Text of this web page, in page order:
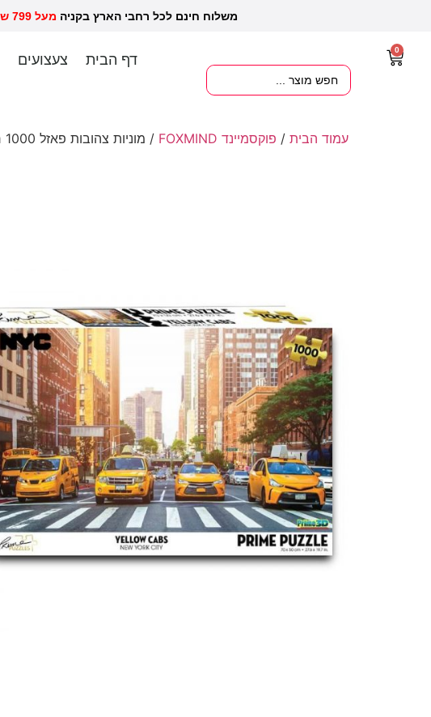
משלוח חינם לכל רחבי הארץ בקניה מעל 799 ש"ח
0
דף הבית צעצועים
עמוד הבית / פוקסמיינד FOXMIND / מוניות צהובות פאזל 1000 חלקים פוקסמיינד – FoxMind